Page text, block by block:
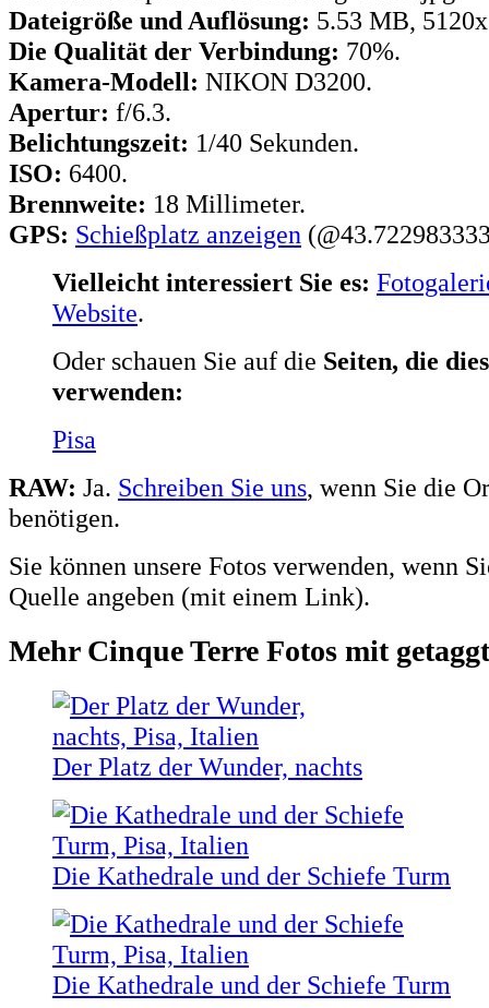
Dateigröße und Auflösung: 5.53 MB,
Die Qualität der Verbindung: 70%.
Kamera-Modell: NIKON D3200.
Apertur: f/6.3.
Belichtungszeit: 1/40 Sekunden.
ISO: 6400.
Brennweite: 18 Millimeter.
GPS: Schießplatz anzeigen
Vielleicht interessiert Sie es:
Website.
Oder schauen Sie auf die Seiten, die
verwenden:
Pisa
RAW: Ja. Schreiben Sie uns, wenn Sie die
benötigen.
Sie können unsere Fotos verwenden, wenn
Quelle angeben (mit einem Link).
Mehr Cinque Terre Fotos mit
Der Platz der Wunder, nachts
Die Kathedrale und der Schiefe Turm
Die Kathedrale und der Schiefe Turm